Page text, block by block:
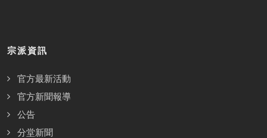
宗派資訊
官方最新活動
官方新聞報導
公告
分堂新聞